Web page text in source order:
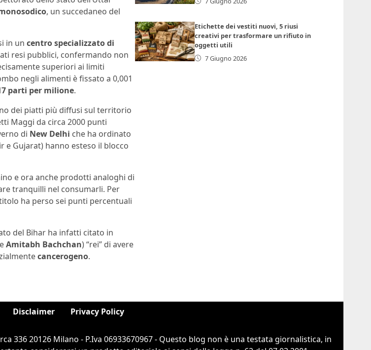
, un succedaneo del
in un centro specializzato di
resi pubblici, confermando non
superiori ai limiti
negli alimenti è fissato a 0,001
parti per milione.
dei piatti più diffusi sul territorio
Maggi da circa 2000 punti
di New Delhi che ha ordinato
Gujarat) hanno esteso il blocco
e ora anche prodotti analoghi di
tranquilli nel consumarli. Per
ha perso sei punti percentuali
del Bihar ha infatti citato in
eAmitabh Bachchan) “rei” di avere
cancerogeno.
Etichette dei vestiti nuovi, 5 riusi
creativi per trasformare un rifiuto in
oggetti utili
7 Giugno 2026
Disclaimer Privacy Policy
336 20126 Milano - P.Iva 06933670967 - Questo blog non è una testata giornalistica, in